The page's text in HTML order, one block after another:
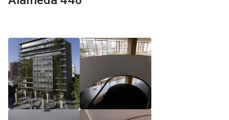
Reglamento de Magíster, Pontificia Universidad
Universidad Católica de Chile
Reglamento de Magíster, Pontificia Universidad
Católica de Chile LLM UC 2025
Reglamento de Seminarios de Graduación
Programa de Magíster en Derecho, LLM 2025